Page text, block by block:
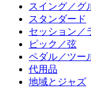
スイング／グ
スタンダード
セッション／
ピック／弦
ペダル／ツー
代用品
地域とジャズ